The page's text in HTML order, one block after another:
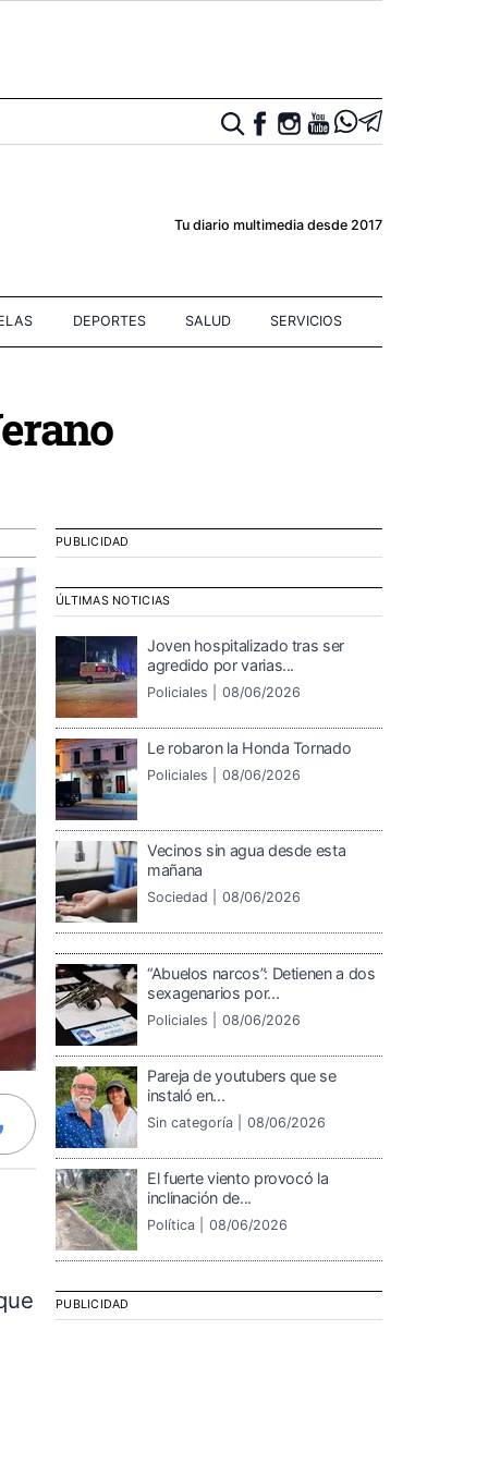
Tu diario multimedia desde 2017
DEPORTES SALUD SERVICIOS
PUBLICIDAD
ÚLTIMAS NOTICIAS
Joven hospitalizado tras ser
agredido por varias...
Policiales | 08/06/2026
Le robaron la Honda Tornado
Policiales | 08/06/2026
Vecinos sin agua desde esta
mañana
Sociedad | 08/06/2026
“Abuelos narcos”: Detienen a dos
sexagenarios por...
Policiales | 08/06/2026
Pareja de youtubers que se
instaló en...
Sin categoría | 08/06/2026
El fuerte viento provocó la
inclinación de...
Política | 08/06/2026
PUBLICIDAD